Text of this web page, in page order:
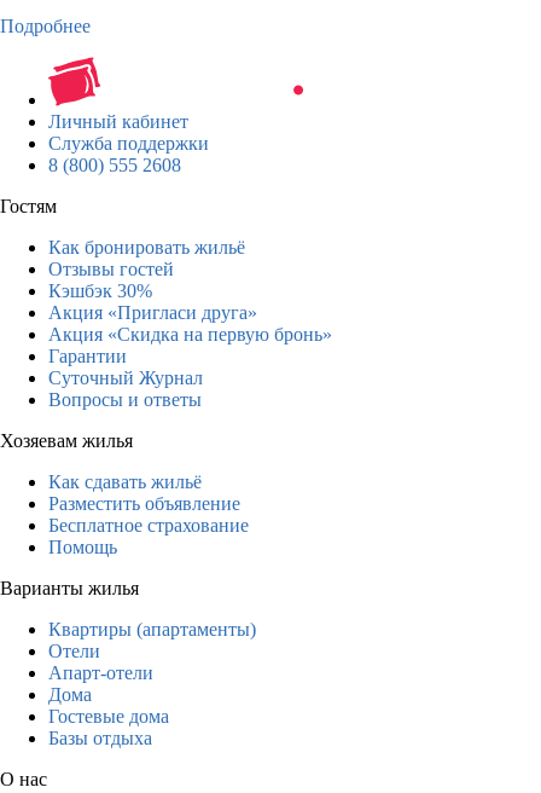
Подробнее
Личный кабинет
Служба поддержки
8 (800) 555 2608
Гостям
Как бронировать жильё
Отзывы гостей
Кэшбэк 30%
Акция «Пригласи друга»
Акция «Скидка на первую бронь»
Гарантии
Суточный Журнал
Вопросы и ответы
Хозяевам жилья
Как сдавать жильё
Разместить объявление
Бесплатное страхование
Помощь
Варианты жилья
Квартиры (апартаменты)
Отели
Апарт-отели
Дома
Гостевые дома
Базы отдыха
О нас